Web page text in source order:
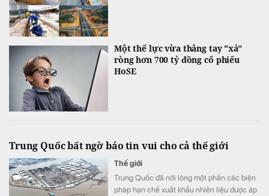
Một thế lực vừa thẳng tay "xả"
ròng hơn 700 tỷ đồng cổ phiếu
HoSE
Trung Quốc bất ngờ báo tin vui cho cả thế giới
Thế giới
Trung Quốc đã nới lỏng một phần các biện
pháp hạn chế xuất khẩu nhiên liệu được áp